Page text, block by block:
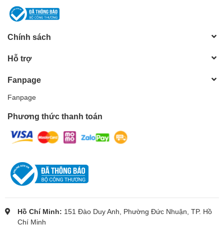
Chính sách
Hỗ trợ
Fanpage
Fanpage
Phương thức thanh toán
Hồ Chí Minh: 151 Đào Duy Anh, Phường Đức Nhuận, TP. Hồ
Chí Minh